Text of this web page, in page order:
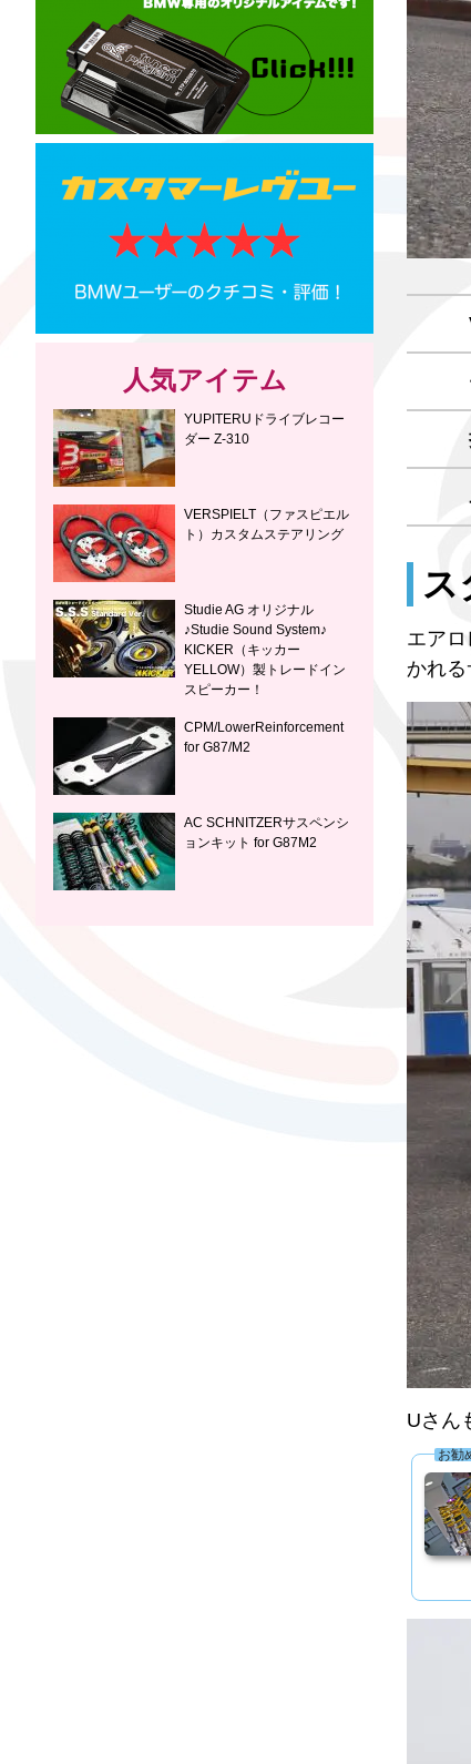
人気アイテム
YUPITERUドライブレコー
ダー Z-310
VERSPIELT（ファスピエル
ト）カスタムステアリング
Studie AG オリジナル
♪Studie Sound System♪
KICKER（キッカー
YELLOW）製トレードイン
スピーカー！
CPM/LowerReinforcement
for G87/M2
AC SCHNITZERサスペンシ
ョンキット for G87M2
ス
エア
かれる
Uさん
お勧